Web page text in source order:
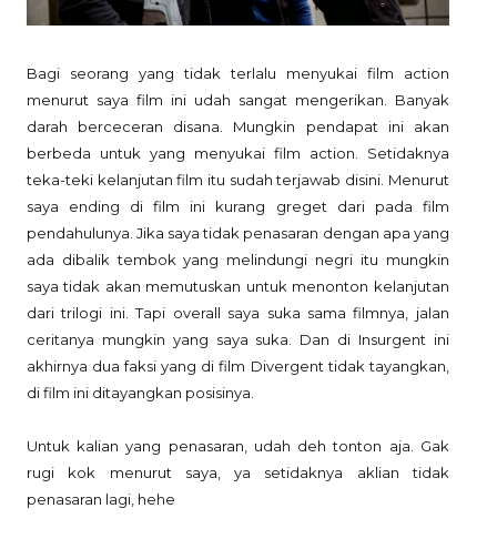
Bagi seorang yang tidak terlalu menyukai film action
menurut saya film ini udah sangat mengerikan. Banyak
darah berceceran disana. Mungkin pendapat ini akan
berbeda untuk yang menyukai film action. Setidaknya
teka-teki kelanjutan film itu sudah terjawab disini. Menurut
saya ending di film ini kurang greget dari pada film
pendahulunya. Jika saya tidak penasaran dengan apa yang
ada dibalik tembok yang melindungi negri itu mungkin
saya tidak akan memutuskan untuk menonton kelanjutan
dari trilogi ini. Tapi overall saya suka sama filmnya, jalan
ceritanya mungkin yang saya suka. Dan di Insurgent ini
akhirnya dua faksi yang di film Divergent tidak tayangkan,
di film ini ditayangkan posisinya.
Untuk kalian yang penasaran, udah deh tonton aja. Gak
rugi kok menurut saya, ya setidaknya aklian tidak
penasaran lagi, hehe